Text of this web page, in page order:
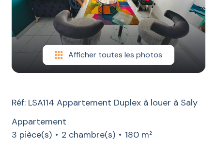
CONTACT
BLOG
Afficher toutes les photos
Réf: LSA114 Appartement Duplex à louer à Saly
Appartement
3 pièce(s)
2 chambre(s)
180 m²